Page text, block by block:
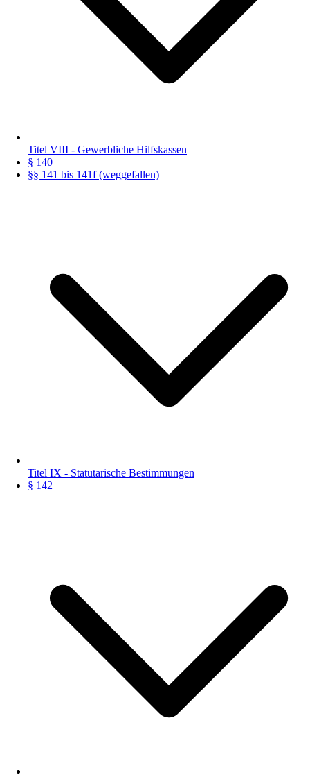
Titel VIII - Gewerbliche Hilfskassen
§ 140
§§ 141 bis 141f (weggefallen)
Titel IX - Statutarische Bestimmungen
§ 142